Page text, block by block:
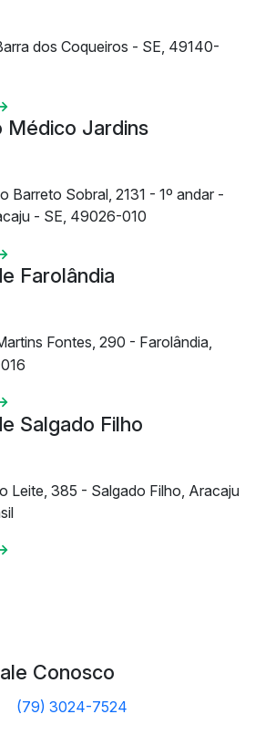
dos Coqueiros - SE, 49140-
Médico Jardins
Barreto Sobral, 2131 - 1º andar -
- SE, 49026-010
Farolândia
Fontes, 290 - Farolândia,
Salgado Filho
Leite, 385 - Salgado Filho, Aracaju
Conosco
(79) 3024-7524